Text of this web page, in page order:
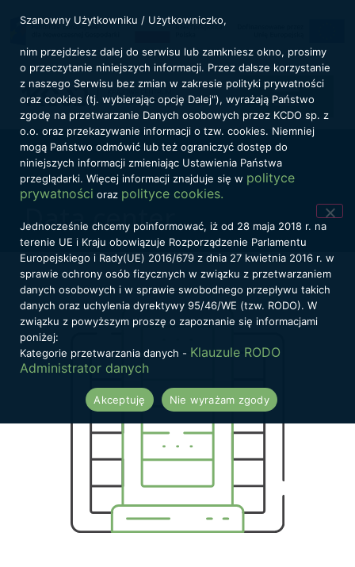
Data center
Szanowny Użytkowniku / Użytkowniczko,
nim przejdziesz dalej do serwisu lub zamkniesz okno, prosimy
o przeczytanie niniejszych informacji. Przez dalsze korzystanie
z naszego Serwisu bez zmian w zakresie polityki prywatności
oraz cookies (tj. wybierając opcję Dalej"), wyrażają Państwo
zgodę na przetwarzanie Danych osobowych przez KCDO sp. z
o.o. oraz przekazywanie informacji o tzw. cookies. Niemniej
mogą Państwo odmówić lub też ograniczyć dostęp do
niniejszych informacji zmieniając Ustawienia Państwa
przeglądarki. Więcej informacji znajduje się w polityce
prywatności oraz polityce cookies.
Jednocześnie chcemy poinformować, iż od 28 maja 2018 r. na
terenie UE i Kraju obowiązuje Rozporządzenie Parlamentu
Europejskiego i Rady(UE) 2016/679 z dnia 27 kwietnia 2016 r. w
sprawie ochrony osób fizycznych w związku z przetwarzaniem
danych osobowych i w sprawie swobodnego przepływu takich
danych oraz uchylenia dyrektywy 95/46/WE (tzw. RODO). W
związku z powyższym proszę o zapoznanie się informacjami
poniżej:
Kategorie przetwarzania danych - Klauzule RODO
Administrator danych
Akceptuję Nie wyrażam zgody